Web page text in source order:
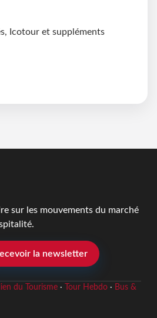
Icotour et suppléments
sur les mouvements du marché
la newsletter
du Tourisme· Tour Hebdo· Bus &